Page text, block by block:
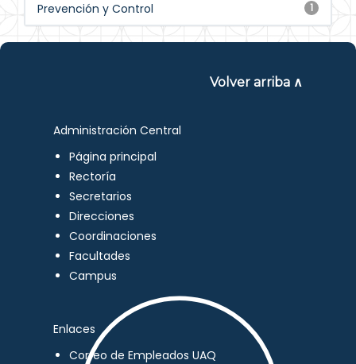
1
Prevención y Control
Volver arriba ∧
Administración Central
Página principal
Rectoría
Secretarios
Direcciones
Coordinaciones
Facultades
Campus
Enlaces
Correo de Empleados UAQ